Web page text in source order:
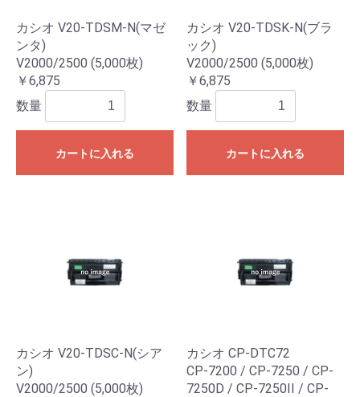
カシオ V20-TDSM-N(マゼ
ンタ)
V2000/2500 (5,000枚)
￥6,875
数量
カートに入れる
カシオ V20-TDSK-N(ブラ
ック)
V2000/2500 (5,000枚)
￥6,875
数量
カートに入れる
カシオ V20-TDSC-N(シア
ン)
V2000/2500 (5,000枚)
カシオ CP-DTC72
CP-7200 / CP-7250 / CP-
7250D / CP-7250II / CP-
カートへ進む